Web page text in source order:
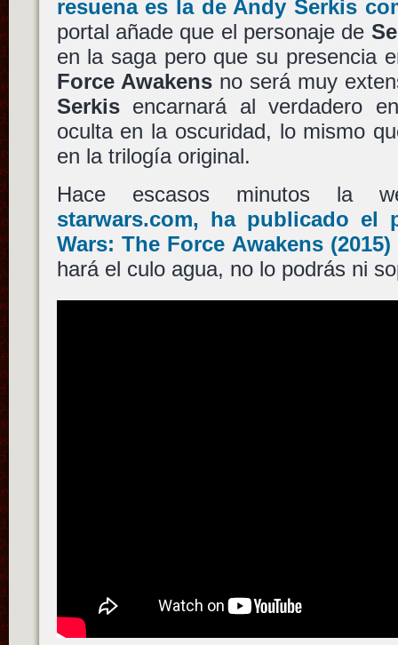
resuena es la de Andy Serkis
portal añade que el personaje de
en la saga pero que su presencia
Force Awakensno será muy
Serkisencarnará al verdadero
oculta en la oscuridad, lo mismo
en la trilogía original.
Hace escasos minutos la
starwars.com, ha publicado
Wars: The Force Awakens
hará el culo agua, no lo podrás ni